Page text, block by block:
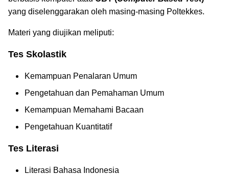
yang diselenggarakan oleh masing-masing Poltekkes.
Materi yang diujikan meliputi:
Tes Skolastik
Kemampuan Penalaran Umum
Pengetahuan dan Pemahaman Umum
Kemampuan Memahami Bacaan
Pengetahuan Kuantitatif
Tes Literasi
Literasi Bahasa Indonesia